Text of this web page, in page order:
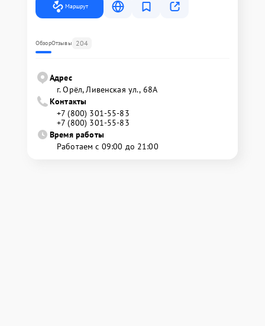
Маршрут
ОбзорОтзывы 204
Адрес
г. Орёл, Ливенская ул., 68А
Контакты
+7 (800) 301-55-83
+7 (800) 301-55-83
Время работы
Работаем с 09:00 до 21:00